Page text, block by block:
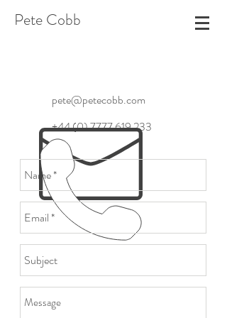
Pete Cobb
pete@petecobb.com
+44 (0) 7777 619 233